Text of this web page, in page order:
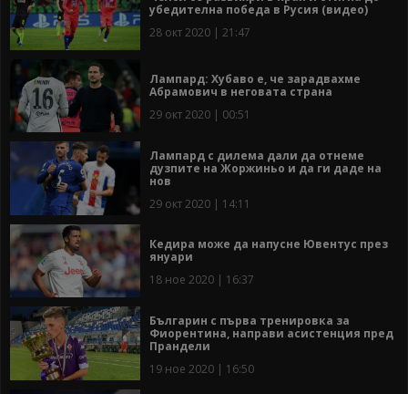
убедителна победа в Русия (видео)
28 окт 2020 | 21:47
Лампард: Хубаво е, че зарадвахме
Абрамович в неговата страна
29 окт 2020 | 00:51
Лампард с дилема дали да отнеме
дузпите на Жоржиньо и да ги даде на
нов
29 окт 2020 | 14:11
Кедира може да напусне Ювентус през
януари
18 ное 2020 | 16:37
Българин с първа тренировка за
Фиорентина, направи асистенция пред
Прандели
19 ное 2020 | 16:50